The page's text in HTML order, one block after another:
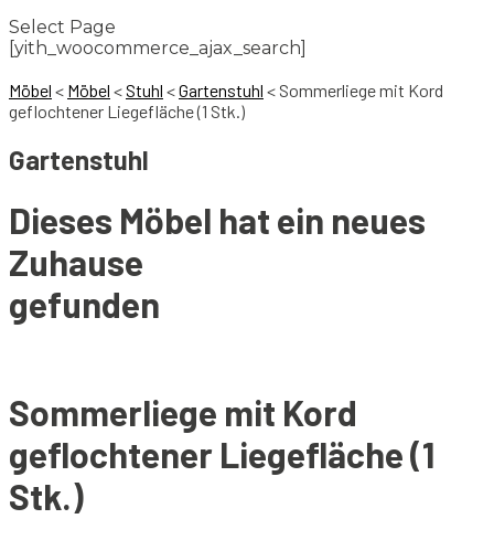
Select Page
[yith_woocommerce_ajax_search]
Möbel < Möbel <Stuhl <Gartenstuhl < Sommerliege mit Kord
geflochtener Liegefläche (1 Stk.)
Gartenstuhl
Dieses Möbel hat ein neues
Zuhause
gefunden
Sommerliege mit Kord
geflochtener Liegefläche (1
Stk.)